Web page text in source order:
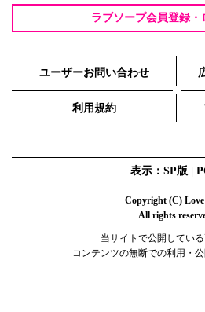
ラブソープ会員登録・
ユーザーお問い合わせ
利用規約
表示：SP版 |
Copyright (C) Love
All rights
当サイトで公開してい
コンテンツの無断での利用・